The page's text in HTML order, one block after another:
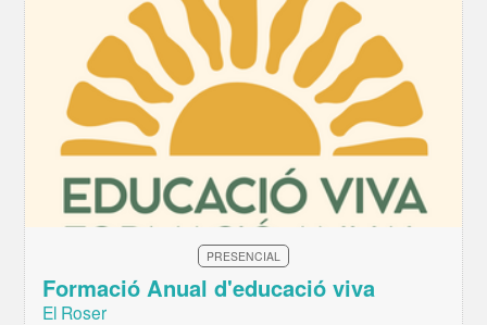
PRESENCIAL
Formació Anual d'educació viva
El Roser